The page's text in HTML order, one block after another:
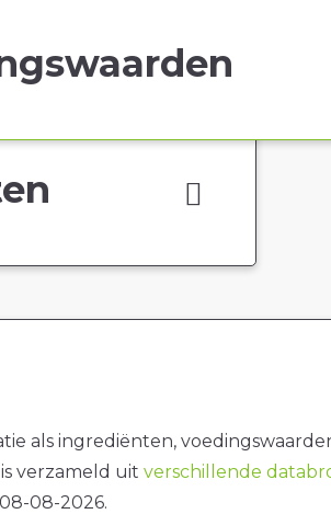
als ingrediënten,
verzameld uit verschillende
08-2026.